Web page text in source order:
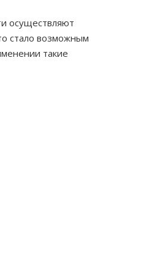
осуществляют
стало возможным
такие